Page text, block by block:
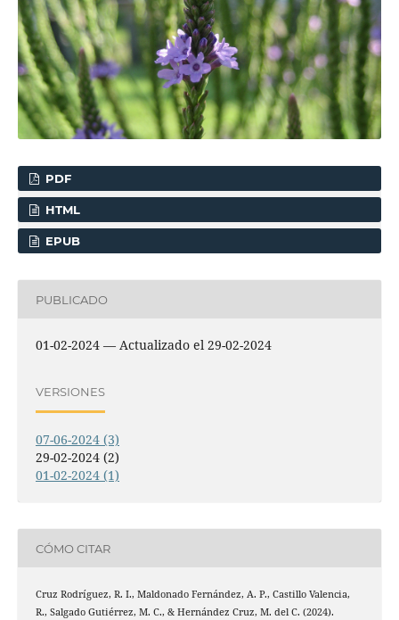
PDF
HTML
EPUB
PUBLICADO
01-02-2024 — Actualizado el 29-02-2024
VERSIONES
07-06-2024 (3)
29-02-2024 (2)
01-02-2024 (1)
CÓMO CITAR
Cruz Rodríguez, R. I., Maldonado Fernández, A. P., Castillo Valencia,
R., Salgado Gutiérrez, M. C., & Hernández Cruz, M. del C. (2024).